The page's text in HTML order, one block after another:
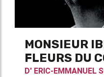
MONSIEUR
FLEURS DU
D' ERIC-EMMANUEL